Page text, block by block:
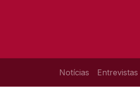
Notícias Entrevistas